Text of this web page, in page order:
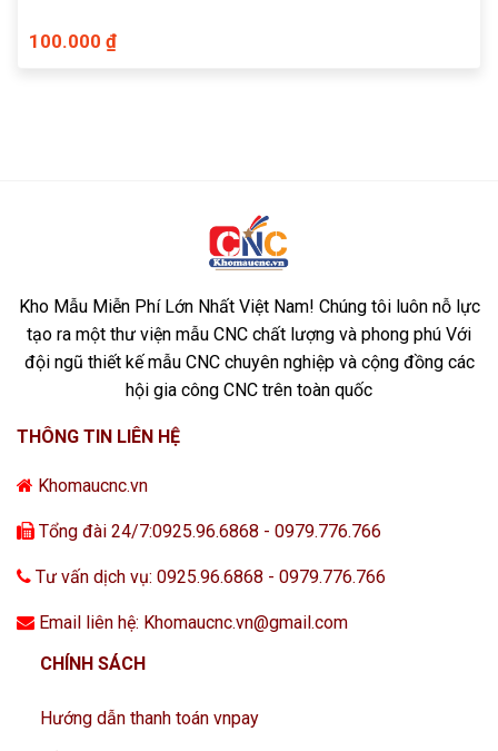
100.000 ₫
Kho Mẫu Miễn Phí Lớn Nhất Việt Nam! Chúng tôi luôn nỗ lực
tạo ra một thư viện mẫu CNC chất lượng và phong phú Với
đội ngũ thiết kế mẫu CNC chuyên nghiệp và cộng đồng các
hội gia công CNC trên toàn quốc
THÔNG TIN LIÊN HỆ
Khomaucnc.vn
Tổng đài 24/7:0925.96.6868 - 0979.776.766
Tư vấn dịch vụ: 0925.96.6868 - 0979.776.766
Email liên hệ: Khomaucnc.vn@gmail.com
CHÍNH SÁCH
Hướng dẫn thanh toán vnpay